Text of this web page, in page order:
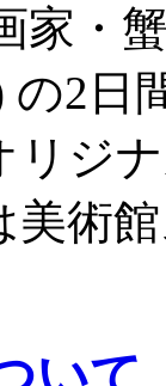
家・
の2日
リジ
美術